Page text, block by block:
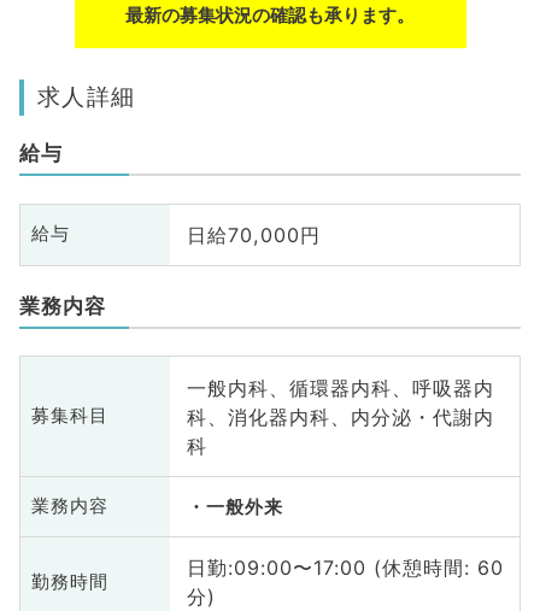
最新の募集状況の確認も承ります。
求人詳細
給与
給与 日給70,000円
業務内容
募集科目
一般内科、循環器内科、呼吸器内
科、消化器内科、内分泌・代謝内
科
業務内容 一般外来
勤務時間
日勤:09:00〜17:00 (休憩時間: 60
分)